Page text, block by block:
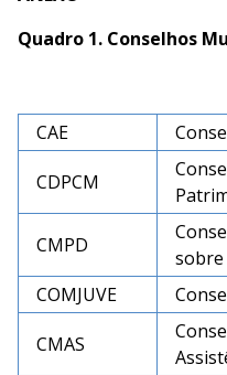
Quadro 1. Conselhos
CAE
CDPCM
CMPD
COMJUVE
CMAS